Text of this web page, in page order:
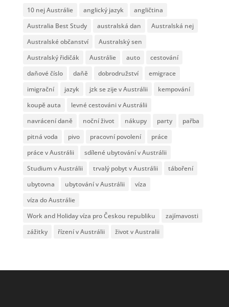
10 nej Austrálie anglický jazyk
angličtina
Australia Best Study
australská dan
Australská nej
Australské občanství
Australský sen
Australský řidičák
Austrálie auto
cestování
daňové číslo
daňě dobrodružství
emigrace
imigrační
jazyk jzk se zije v Austrálii
kempování
koupě auta
levné cestováni v Austrálii
navrácení daně
noční život nákupy party
pařba
pitná voda
pivo pracovní povolení
práce
práce v Austrálii
sdílené ubytování v Austrálii
Studium v Austrálii
trvalý pobyt v Austrálii
táboření
ubytovna
ubytování v Austrálii
víza
víza do Austrálie
Work and Holiday víza pro Českou republiku
zajímavosti
zážitky
řízení v Austrálii život v Australii